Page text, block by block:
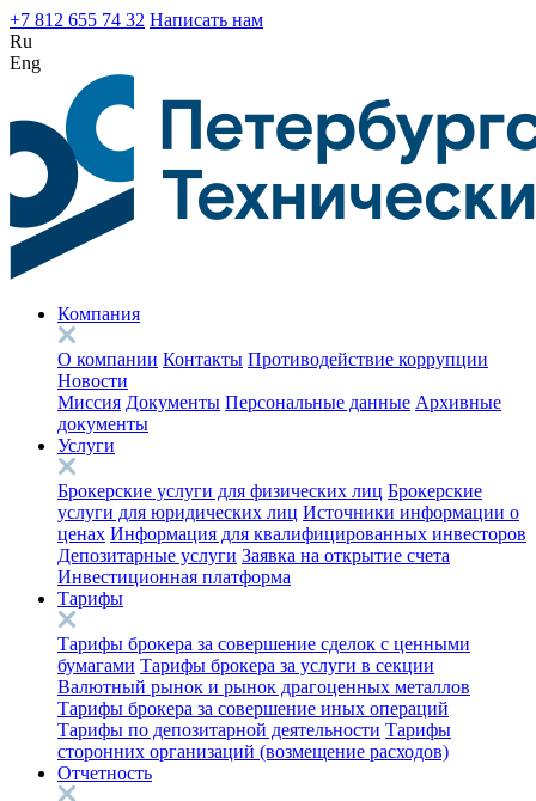
+7 812 655 74 32 Написать нам
Ru
Eng
Компания
О компании Контакты Противодействие коррупции
Новости
Миссия Документы Персональные данные Архивные
документы
Услуги
Брокерские услуги для физических лиц Брокерские
услуги для юридических лиц Источники информации о
ценах Информация для квалифицированных инвесторов
Депозитарные услуги Заявка на открытие счета
Инвестиционная платформа
Тарифы
Тарифы брокера за совершение сделок с ценными
бумагами Тарифы брокера за услуги в секции
Валютный рынок и рынок драгоценных металлов
Тарифы брокера за совершение иных операций
Тарифы по депозитарной деятельности Тарифы
сторонних организаций (возмещение расходов)
Отчетность